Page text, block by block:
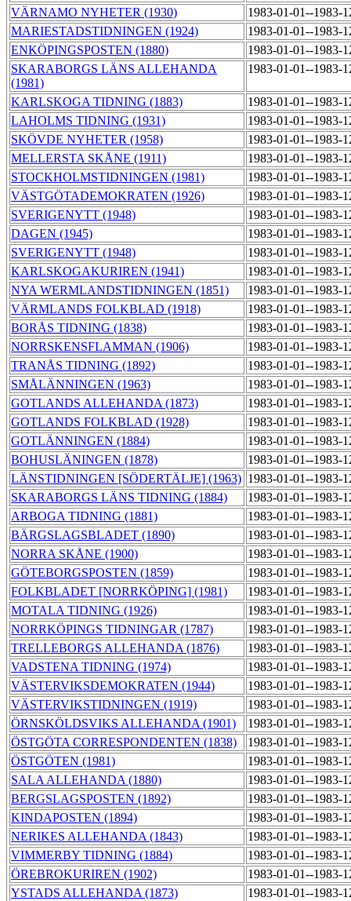
VÄRNAMO NYHETER (1930)
1983-01-01--1983-
MARIESTADSTIDNINGEN (1924)
1983-01-01--1983-
ENKÖPINGSPOSTEN (1880)
1983-01-01--1983-
SKARABORGS LÄNS ALLEHANDA
(1981)
1983-01-01--1983-
KARLSKOGA TIDNING (1883)
1983-01-01--1983-
LAHOLMS TIDNING (1931)
1983-01-01--1983-
SKÖVDE NYHETER (1958)
1983-01-01--1983-
MELLERSTA SKÅNE (1911)
1983-01-01--1983-
STOCKHOLMSTIDNINGEN (1981)
1983-01-01--1983-
VÄSTGÖTADEMOKRATEN (1926)
1983-01-01--1983-
SVERIGENYTT (1948)
1983-01-01--1983-
DAGEN (1945)
1983-01-01--1983-
SVERIGENYTT (1948)
1983-01-01--1983-
KARLSKOGAKURIREN (1941)
1983-01-01--1983-
NYA WERMLANDSTIDNINGEN (1851)
1983-01-01--1983-
VÄRMLANDS FOLKBLAD (1918)
1983-01-01--1983-
BORÅS TIDNING (1838)
1983-01-01--1983-
NORRSKENSFLAMMAN (1906)
1983-01-01--1983-
TRANÅS TIDNING (1892)
1983-01-01--1983-
SMÅLÄNNINGEN (1963)
1983-01-01--1983-
GOTLANDS ALLEHANDA (1873)
1983-01-01--1983-
GOTLANDS FOLKBLAD (1928)
1983-01-01--1983-
GOTLÄNNINGEN (1884)
1983-01-01--1983-
BOHUSLÄNINGEN (1878)
1983-01-01--1983-
LÄNSTIDNINGEN [SÖDERTÄLJE] (1963) 1983-01-01--1983-
SKARABORGS LÄNS TIDNING (1884)
1983-01-01--1983-
ARBOGA TIDNING (1881)
1983-01-01--1983-
BÄRGSLAGSBLADET (1890)
1983-01-01--1983-
NORRA SKÅNE (1900)
1983-01-01--1983-
GÖTEBORGSPOSTEN (1859)
1983-01-01--1983-
FOLKBLADET [NORRKÖPING] (1981)
1983-01-01--1983-
MOTALA TIDNING (1926)
1983-01-01--1983-
NORRKÖPINGS TIDNINGAR (1787)
1983-01-01--1983-
TRELLEBORGS ALLEHANDA (1876)
1983-01-01--1983-
VADSTENA TIDNING (1974)
1983-01-01--1983-
VÄSTERVIKSDEMOKRATEN (1944)
1983-01-01--1983-
VÄSTERVIKSTIDNINGEN (1919)
1983-01-01--1983-
ÖRNSKÖLDSVIKS ALLEHANDA (1901)
1983-01-01--1983-
ÖSTGÖTA CORRESPONDENTEN (1838)
1983-01-01--1983-
ÖSTGÖTEN (1981)
1983-01-01--1983-
SALA ALLEHANDA (1880)
1983-01-01--1983-
BERGSLAGSPOSTEN (1892)
1983-01-01--1983-
KINDAPOSTEN (1894)
1983-01-01--1983-
NERIKES ALLEHANDA (1843)
1983-01-01--1983-
VIMMERBY TIDNING (1884)
1983-01-01--1983-
ÖREBROKURIREN (1902)
1983-01-01--1983-
YSTADS ALLEHANDA (1873)
1983-01-01--1983-